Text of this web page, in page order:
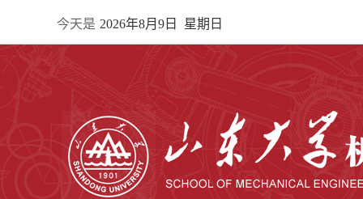
今天是 2026年8月9日 星期日